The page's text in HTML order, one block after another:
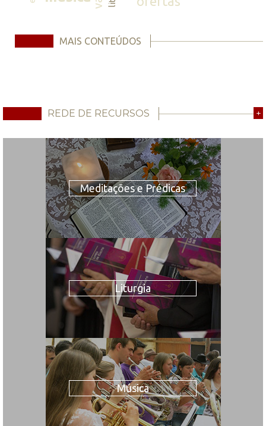
MAIS CONTEÚDOS
REDE DE RECURSOS +
Meditações e Prédicas
Liturgia
Música